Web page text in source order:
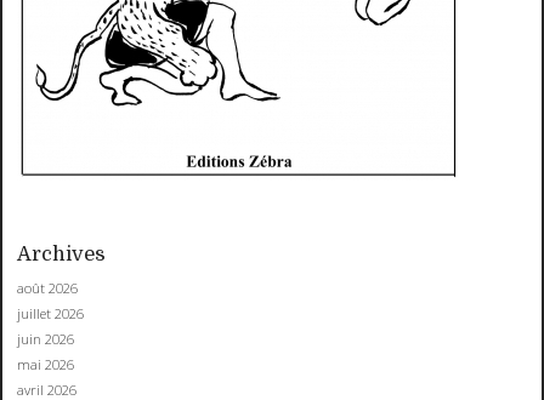
Archives
août 2026
juillet 2026
juin 2026
mai 2026
avril 2026